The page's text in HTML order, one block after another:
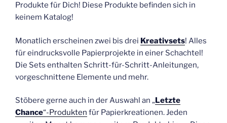
Produkte für Dich! Diese Produkte befinden sich in
keinem Katalog!
Monatlich erscheinen zwei bis drei Kreativsets! Alles
für eindrucksvolle Papierprojekte in einer Schachtel!
Die Sets enthalten Schritt-für-Schritt-Anleitungen,
vorgeschnittene Elemente und mehr.
Stöbere gerne auch in der Auswahl an „ Letzte
Chance“-Produkten für Papierkreationen. Jeden